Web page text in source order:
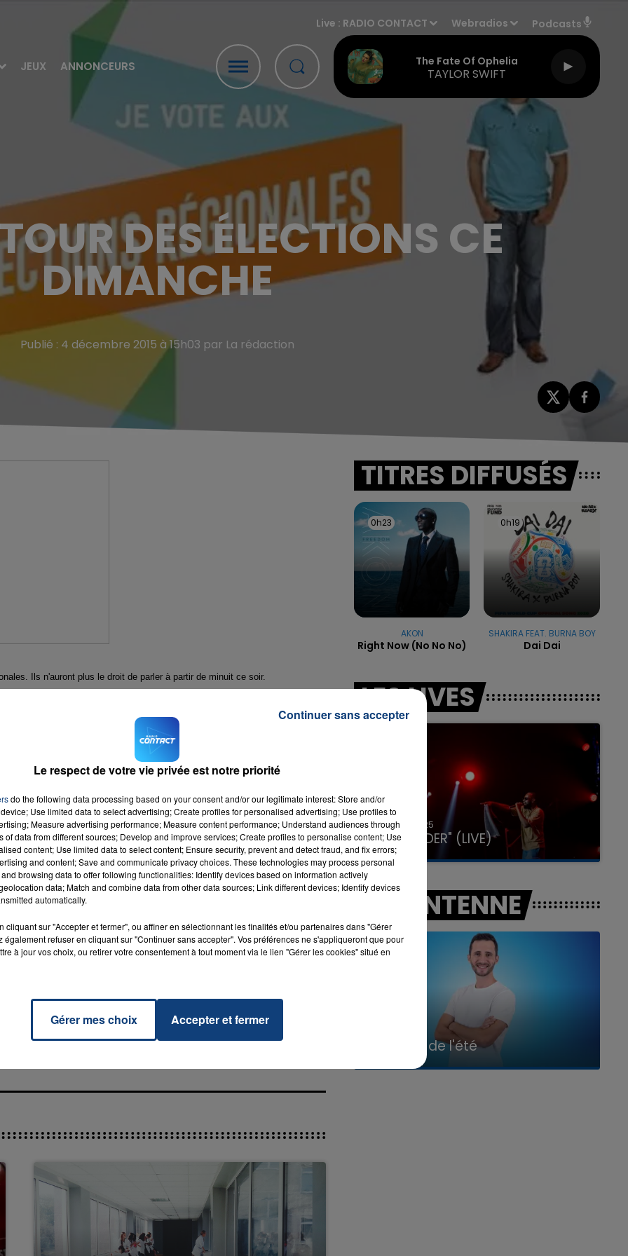
JEUX ANNONCEURS
Live : RADIO CONTACT Webradios Podcasts
The Fate Of Ophelia
TAYLOR SWIFT
7h00 - 11h00
LA TEAM DE L'ÉTÉ
DES ÉLECTIONS CE
DIMANCHE
Publié : 4 décembre 2015 à 15h03 par La rédaction
Ils n'auront plus le droit de parler à partir de minuit ce soir.
bureaux de vote seront ouverts de 8h à 18h.
professionnelle, des lycées... Mais aussi des transports. Des
en matière de sécurité.
TITRES DIFFUSÉS
0h23
0h23
AKON
Right Now (no No No)
0h19
0h19
SHAKIRA FEAT. BURNA BOY
Dai Dai
LES LIVES
31 janvier 2025
GIMS "SPIDER" (LIVE)
A L'ANTENNE
La Team de l'été La Team de l'été
Le respect de votre vie privée est notre priorité
do the following data processing based on your consent and/or our legitimate interest: Store and/or
Use limited data to select advertising; Create profiles for personalised advertising; Use profiles to
Measure advertising performance; Measure content performance; Understand audiences through
of data from different sources; Develop and improve services; Create profiles to personalise content; Use
content; Use limited data to select content; Ensure security, prevent and detect fraud, and fix errors;
and content; Save and communicate privacy choices. These technologies may process personal
browsing data to offer following functionalities: Identify devices based on information actively
data; Match and combine data from other data sources; Link different devices; Identify devices
automatically.
cliquant sur "Accepter et fermer", ou affiner en sélectionnant les finalités et/ou partenaires dans "Gérer
également refuser en cliquant sur "Continuer sans accepter". Vos préférences ne s'appliqueront que pour
à jour vos choix, ou retirer votre consentement à tout moment via le lien "Gérer les cookies" situé en
Gérer mes choix Accepter et fermer
Continuer sans accepter